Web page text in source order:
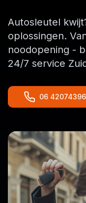
Autosleutel
oplossingen.
noodopening -
24/7 service
06 42074396